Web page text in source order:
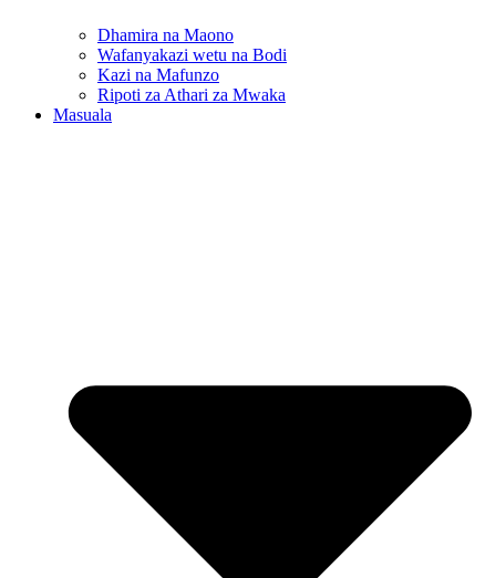
Dhamira na Maono
Wafanyakazi wetu na Bodi
Kazi na Mafunzo
Ripoti za Athari za Mwaka
Masuala